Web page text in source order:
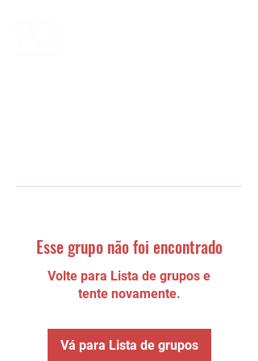
Esse grupo não foi encontrado
Volte para Lista de grupos e
tente novamente.
Vá para Lista de grupos